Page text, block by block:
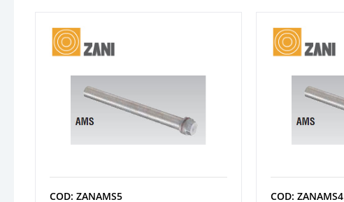
COD: ZANAMS5
COD: ZANAMS4